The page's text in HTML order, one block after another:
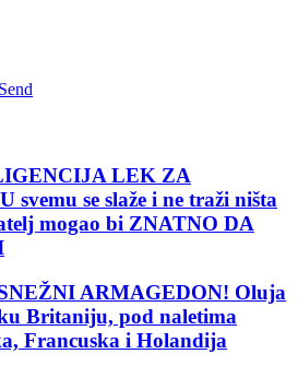
Send
LEK ZA
svemu se slaže i ne traži ništa
mogao bi ZNATNO DA
ARMAGEDON! Oluja
Britaniju, pod naletima
Francuska i Holandija